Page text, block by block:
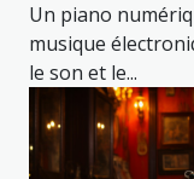
Un piano
musique
le son et le...